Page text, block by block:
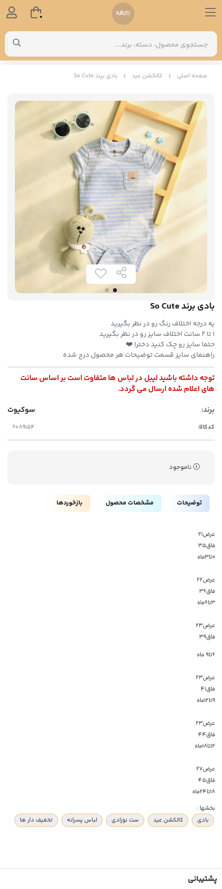
صفحه اصلی کالکشن عید بادی برند So Cute
بادی برند So Cute
یه درجه اختلاف رنگ رو در نظر بگیرید
۱ تا ۲ سانت اختلاف سایز رو در نظر بگیرید
حتما سایز رو چک کنید دخترا ❤️
راهنمای سایز قسمت توضیحات هر محصول درج شده
توجه داشته باشید لیبل در لباس ها متفاوت است بر اساس سانت
های اعلام شده ارسال می گردد.
برند:
سوکیوت
کدکالا:
ناموجود
توضیحات مشخصات محصول بازخوردها
عرض۲۱
فاق۳۵
۰تا۳ماه
عرض۲۲
فاق۳۶
۳تا۶ماه‌
عرض۲۳
فاق۳۹
۶تا۹ ماه
عرض۲۳
فاق۴۱
۹تا۱۲ماه
عرض۲۳
فاق۴۴
۱۲تا۱۸ماه
عرض۲۷
فاق۴۵
۱۸تا۲۴ماه
بخشها :
بادی
کالکشن عید ست نوزادی لباس پسرانه تخفیف دار ها
پشتیبانی
0